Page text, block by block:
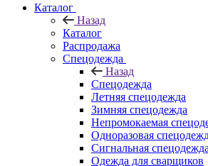
Каталог
Назад
Каталог
Распродажа
Спецодежда
Назад
Спецодежда
Летняя спецодежда
Зимняя спецодежда
Непромокаемая
Одноразовая
Сигнальная спецодежда
Одежда для сварщиков